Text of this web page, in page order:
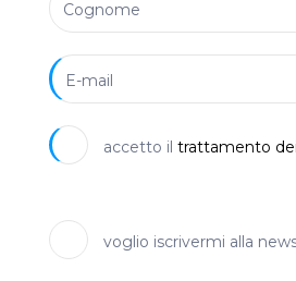
accetto il trattamento
voglio iscrivermi alla